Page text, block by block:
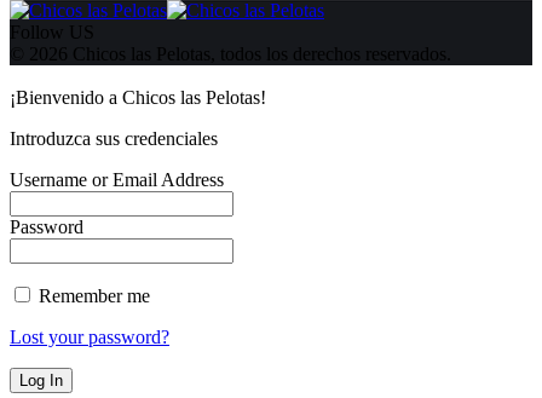
Follow US
© 2026 Chicos las Pelotas, todos los derechos reservados.
¡Bienvenido a Chicos las Pelotas!
Introduzca sus credenciales
Username or Email Address
Password
Remember me
Lost your password?